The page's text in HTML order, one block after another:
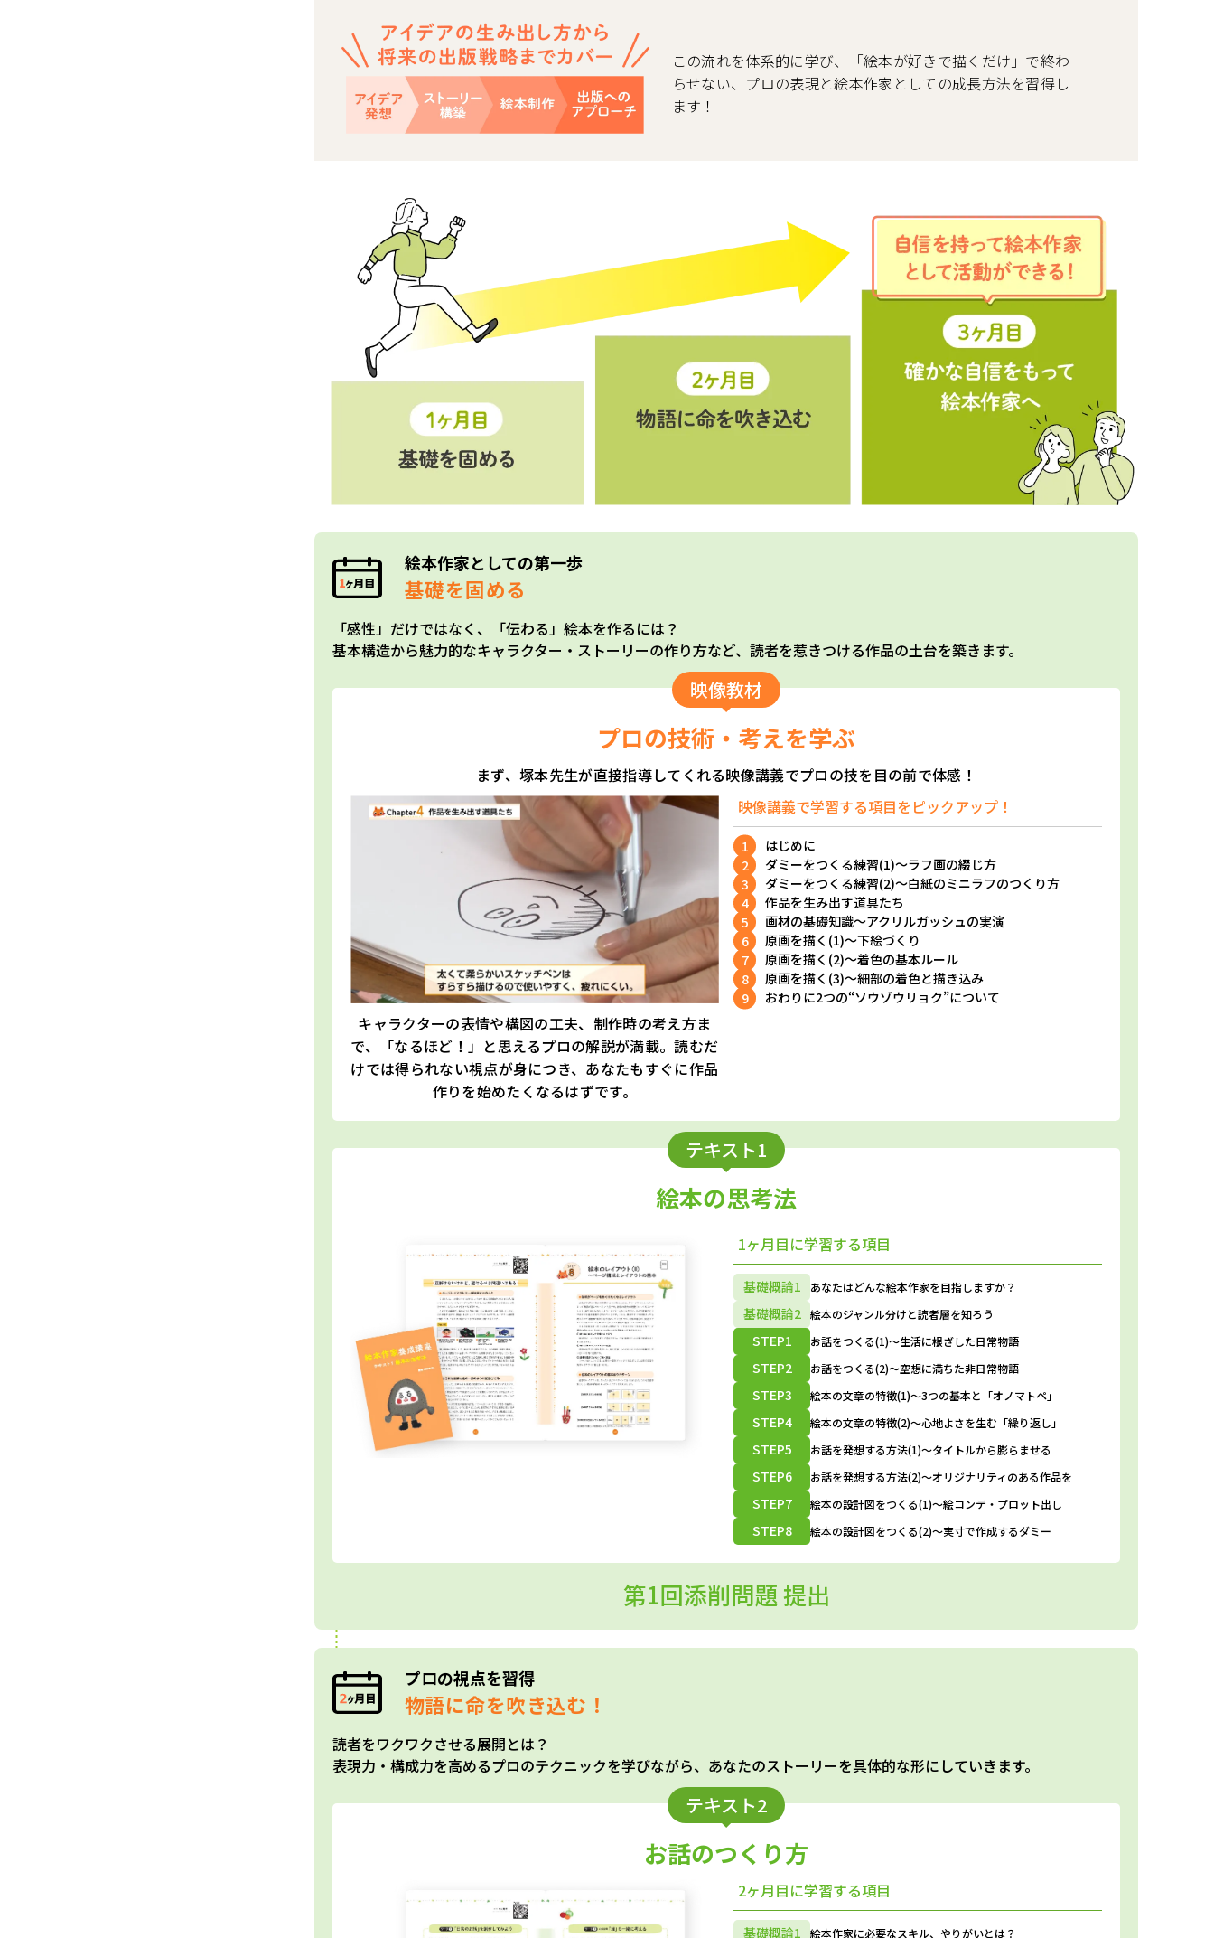
この流れを体系的に学び、「絵本が好きで描くだけ」で終わ
らせない、プロの表現と絵本作家としての成長方法を習得し
ます！
絵本作家としての第一歩
基礎を固める
「感性」だけではなく、「伝わる」絵本を作るには？
基本構造から魅力的なキャラクター・ストーリーの作り方など、読者を惹きつける作品の土台を築きます。
映像教材
プロの技術・考えを学ぶ
まず、塚本先生が直接指導してくれる映像講義でプロの技を目の前で体感！
キャラクターの表情や構図の工夫、制作時の考え方ま
で、「なるほど！」と思えるプロの解説が満載。読むだ
けでは得られない視点が身につき、あなたもすぐに作品
作りを始めたくなるはずです。
映像講義で学習する項目をピックアップ！
はじめに
ダミーをつくる練習(1)～ラフ画の綴じ方
ダミーをつくる練習(2)～白紙のミニラフのつくり方
作品を生み出す道具たち
画材の基礎知識～アクリルガッシュの実演
原画を描く(1)～下絵づくり
原画を描く(2)～着色の基本ルール
原画を描く(3)～細部の着色と描き込み
おわりに2つの“ソウゾウリョク”について
テキスト1
絵本の思考法
1ヶ月目に学習する項目
基礎概論1 あなたはどんな絵本作家を目指しますか？
基礎概論2 絵本のジャンル分けと読者層を知ろう
STEP1 お話をつくる(1)～生活に根ざした日常物語
STEP2 お話をつくる(2)～空想に満ちた非日常物語
STEP3 絵本の文章の特徴(1)～3つの基本と「オノマトペ」
STEP4 絵本の文章の特徴(2)～心地よさを生む「繰り返し」
STEP5 お話を発想する方法(1)～タイトルから膨らませる
STEP6 お話を発想する方法(2)～オリジナリティのある作品を
STEP7 絵本の設計図をつくる(1)～絵コンテ・プロット出し
STEP8 絵本の設計図をつくる(2)～実寸で作成するダミー
第1回添削問題 提出
プロの視点を習得
物語に命を吹き込む！
読者をワクワクさせる展開とは？
表現力・構成力を高めるプロのテクニックを学びながら、あなたのストーリーを具体的な形にしていきます。
テキスト2
お話のつくり方
2ヶ月目に学習する項目
基礎概論1 絵本作家に必要なスキル、やりがいとは？